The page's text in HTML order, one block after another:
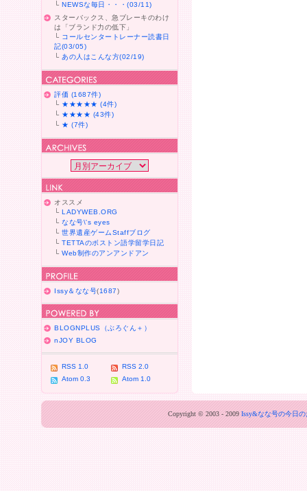
└NEWSな毎日・・・(03/11)
スターバックス、急ブレーキのわけ
は「ブランド力の低下」
└ コールセンタートレーナー読書日
記(03/05)
└ あの人はこんな方(02/19)
評価 (1687件)
└ ★★★★★ (4件)
└ ★★★★ (43件)
└ ★ (7件)
オススメ
└LADYWEB.ORG
└なな号\'s eyes
└世界遺産ゲームStaffブログ
└TETTAのボストン語学留学日記
└Web制作のアンアンドアン
Issy＆なな号(1687)
BLOGNPLUS（ぶろぐん＋）
nJOY BLOG
RSS 1.0
RSS 2.0
Atom 0.3
Atom 1.0
Copyright © 2003 - 2009 Issy&なな号の今日